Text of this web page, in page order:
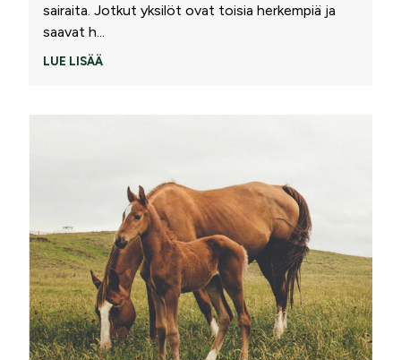
sairaita. Jotkut yksilöt ovat toisia herkempiä ja
saavat h...
LUE LISÄÄ